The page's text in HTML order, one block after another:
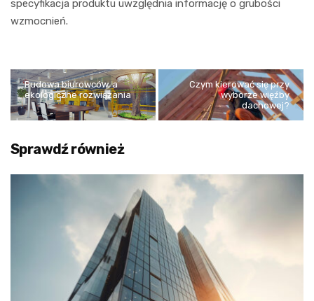
specyfikacja produktu uwzględnia informację o grubości
wzmocnień.
Budowa biurowców, a
ekologiczne rozwiązania
Czym kierować się przy
wyborze więźby
dachowej?
Sprawdź również